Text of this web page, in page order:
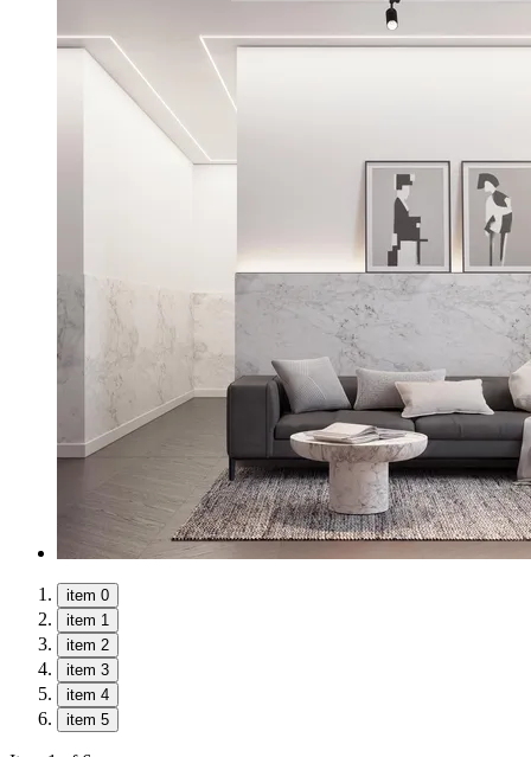
item 0
item 1
item 2
item 3
item 4
item 5